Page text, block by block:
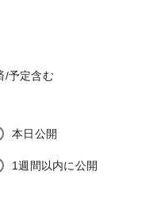
/予定含む
本日公開
1週間以内に公開